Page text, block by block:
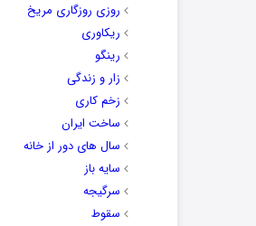
روزی روزگاری مریخ
ریکاوری
رینگو
زار و زندگی
زخم کاری
ساخت ایران
سال های دور از خانه
سایه باز
سرگیجه
سقوط